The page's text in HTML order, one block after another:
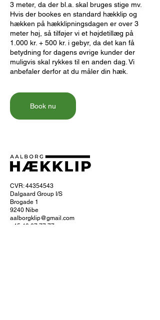
3 meter, da der bl.a. skal bruges stige mv.
Hvis der bookes en standard hækklip og
hækken på hækklipningsdagen er over 3
meter høj, så tilføjer vi et højdetillæg på
1.000 kr. + 500 kr. i gebyr, da det kan få
betydning for dagens øvrige kunder der
muligvis skal rykkes til en anden dag. Vi
anbefaler derfor at du måler din hæk.
Book nu
CVR: 44354543
Dalgaard Group I/S
Brogade 1
9240 Nibe
aalborgklip@gmail.com
+45 40 87 77 77